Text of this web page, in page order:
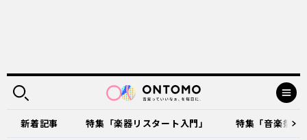
新着記事 特集「楽器リスタート入門」 特集「音楽祭